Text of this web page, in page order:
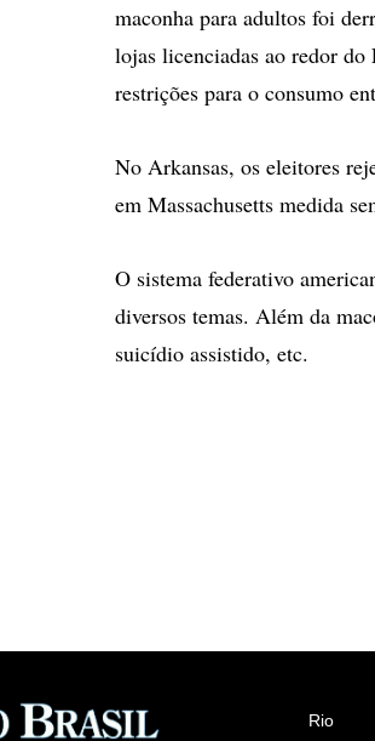
maconha para adultos foi
lojas licenciadas ao redor
restrições para o consumo
No Arkansas, os eleitores
em Massachusetts medida
O sistema federativo
diversos temas. Além da
suicídio assistido, etc.
Rio